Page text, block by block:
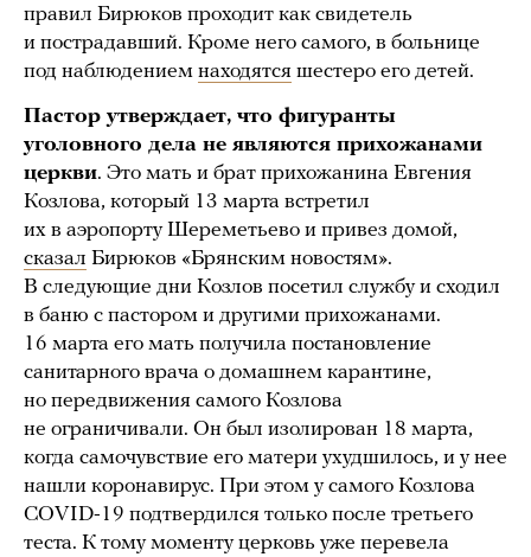
правил Бирюков проходит как свидетель
и пострадавший. Кроме него самого, в больнице
под наблюдением находятся шестеро его детей.
Пастор утверждает, что фигуранты
уголовного дела не являются прихожанами
церкви. Это мать и брат прихожанина Евгения
Козлова, который 13 марта встретил
их в аэропорту Шереметьево и привез домой,
сказал Бирюков «Брянским новостям».
В следующие дни Козлов посетил службу и сходил
в баню с пастором и другими прихожанами.
16 марта его мать получила постановление
санитарного врача о домашнем карантине,
но передвижения самого Козлова
не ограничивали. Он был изолирован 18 марта,
когда самочувствие его матери ухудшилось, и у нее
нашли коронавирус. При этом у самого Козлова
COVID-19 подтвердился только после третьего
теста. К тому моменту церковь уже перевела